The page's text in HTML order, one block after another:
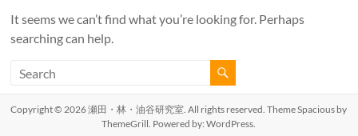
It seems we can’t find what you’re looking for. Perhaps
searching can help.
Copyright © 2026瀬田・林・油谷研究室. All rights reserved. ThemeSpacious by
ThemeGrill. Powered by:WordPress.